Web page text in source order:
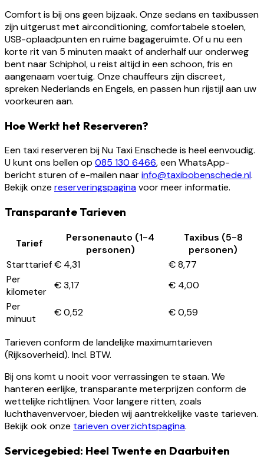
Comfort is bij ons geen bijzaak. Onze sedans en taxibussen
zijn uitgerust met airconditioning, comfortabele stoelen,
USB-oplaadpunten en ruime bagageruimte. Of u nu een
korte rit van 5 minuten maakt of anderhalf uur onderweg
bent naar Schiphol, u reist altijd in een schoon, fris en
aangenaam voertuig. Onze chauffeurs zijn discreet,
spreken Nederlands en Engels, en passen hun rijstijl aan uw
voorkeuren aan.
Hoe Werkt het Reserveren?
Een taxi reserveren bij Nu Taxi Enschede is heel eenvoudig.
U kunt ons bellen op 085 130 6466, een WhatsApp-
bericht sturen of e-mailen naarinfo@taxibobenschede.nl.
Bekijk onze reserveringspaginavoor meer informatie.
Transparante Tarieven
Tarief
Personenauto (1-4
personen)
Taxibus (5-8
personen)
Starttarief€ 4,31
€ 8,77
Per
kilometer
€ 3,17
€ 4,00
Per
minuut
€ 0,52 € 0,59
Tarieven conform de landelijke maximumtarieven
(Rijksoverheid). Incl. BTW.
Bij ons komt u nooit voor verrassingen te staan. We
hanteren eerlijke, transparante meterprijzen conform de
wettelijke richtlijnen. Voor langere ritten, zoals
luchthavenvervoer, bieden wij aantrekkelijke vaste tarieven.
Bekijk ook onze tarieven overzichtspagina.
Servicegebied: Heel Twente en Daarbuiten